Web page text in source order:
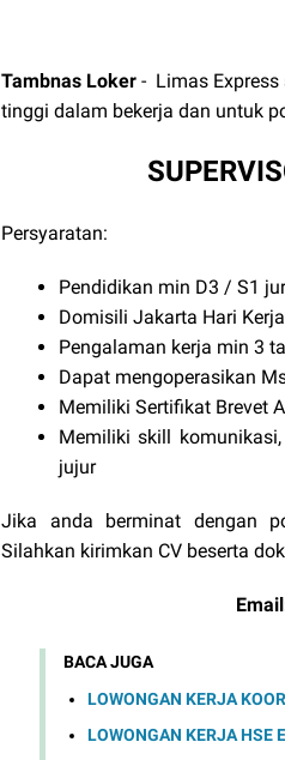
Tambnas Loker - Limas Express
tinggi dalam bekerja dan untuk
Persyaratan:
Pendidikan min D3 / S1
Domisili Jakarta Hari
Pengalaman kerja min 3
Dapat mengoperasikan
Memiliki Sertifikat Brevet
Memiliki skill
jujur
Jika anda berminat dengan
Silahkan kirimkan CV beserta
BACA JUGA
LOWONGAN KERJA
LOWONGAN KERJA HSE